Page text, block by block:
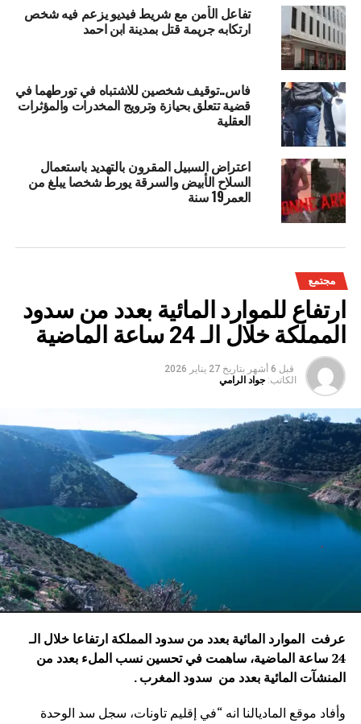
تفاعل الأمن مع شريط فيديو يزعم فيه شخص
ارتكابه جريمة قتل بمدينة ابن احمد
فاس..توقيف شخصين للاشتباه في تورطهما في
قضية تتعلق بحيازة وترويج المخدرات والمؤثرات
العقلية
اعتراض السبيل المقرون بالتهديد باستعمال
السلاح الأبيض والسرقة يورط شخصا يبلغ من
العمر19 سنة
مجتمع
ارتفاع للموارد المائية بعدد من سدود
المملكة خلال الـ 24 ساعة الماضية
قبل 6 أشهر بتاريخ 27 يناير 2026
الكاتب: جواد الرامي
عرفت الموارد المائية بعدد من سدود المملكة ارتفاعا خلال الـ
24 ساعة الماضية، ساهمت في تحسين نسب الملء بعدد من
المنشآت المائية بعدد من سدود المغرب .
وأفاد موقع الماديالنا انه “في إقليم تاونات، سجل سد الوحدة